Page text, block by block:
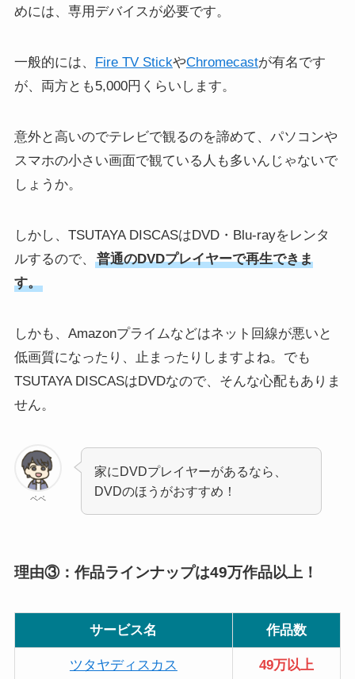
めには、専用デバイスが必要です。
一般的には、 Fire TV StickやChromecastが有名です
が、両方とも5,000円くらいします。
意外と高いのでテレビで観るのを諦めて、パソコンや
スマホの小さい画面で観ている人も多いんじゃないで
しょうか。
しかし、TSUTAYA DISCASはDVD・Blu-rayをレンタ
ルするので、
普通のDVDプレイヤーで再生できま
す。
しかも、Amazonプライムなどはネット回線が悪いと
低画質になったり、止まったりしますよね。でも
TSUTAYA DISCASはDVDなので、そんな心配もありま
せん。
ペペ
家にDVDプレイヤーがあるなら、
DVDのほうがおすすめ！
理由③：作品ラインナップは49万作品以上！
サービス名 作品数
ツタヤディスカス 49万以上